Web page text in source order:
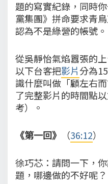
題的寫實紀錄，同時
黨集團》拼命要求青
認為不是綠營的帳號。
從吳靜怡氣焰囂張的
以下台客把影片分為
識什麼叫做「顧左右
了完整影片的時間點
考）。
《第一回》 （36:12）
徐巧芯：請問一下，
題，哪邊做的不好呢？